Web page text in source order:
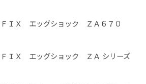
ＩＸ エッグショック ＺＡ６７０
ＩＸ エッグショック ＺＡ シリーズ